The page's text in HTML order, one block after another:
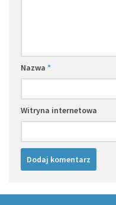
Nazwa *
Witryna internetowa